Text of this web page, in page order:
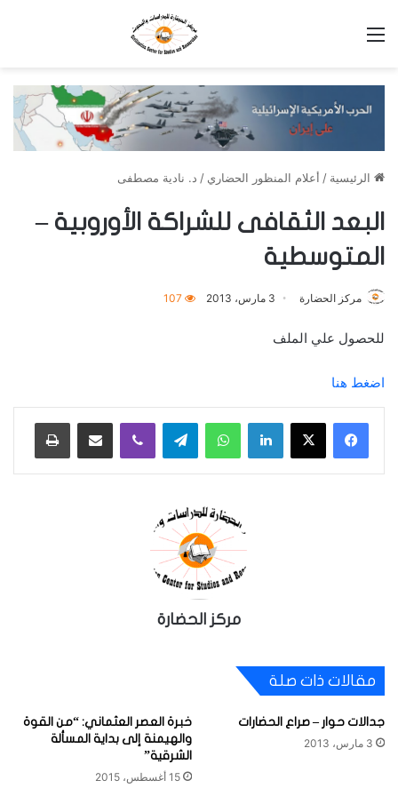
الرئيسية / أعلام المنظور الحضاري / د. نادية مصطفى
البعد الثقافى للشراكة الأوروبية –
المتوسطية
مركز الحضارة 3 مارس، 2013 107
للحصول علي الملف
اضغط هنا
لينكدإن واتساب
مركز الحضارة
مقالات ذات صلة
جدالات حوار – صراع الحضارات
3 مارس، 2013
خبرة العصر العثماني: “من القوة
والهيمنة إلى بداية المسألة
الشرقية”
15 أغسطس، 2015